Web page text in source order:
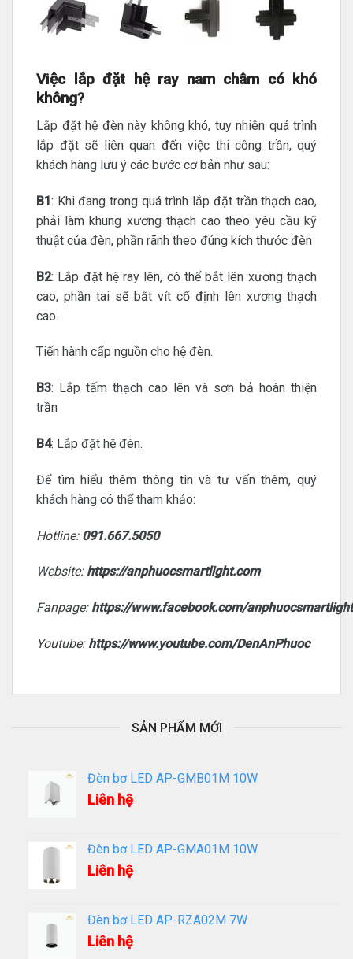
Việc lắp đặt hệ ray nam châm có khó
không?
Lắp đặt hệ đèn này không khó, tuy nhiên quá trình
lắp đặt sẽ liên quan đến việc thi công trần, quý
khách hàng lưu ý các bước cơ bản như sau:
B1: Khi đang trong quá trình lắp đặt trần thạch cao,
phải làm khung xương thạch cao theo yêu cầu kỹ
thuật của đèn, phần rãnh theo đúng kích thước đèn
B2: Lắp đặt hệ ray lên, có thể bắt lên xương thạch
cao, phần tai sẽ bắt vít cố định lên xương thạch
cao.
Tiến hành cấp nguồn cho hệ đèn.
B3: Lắp tấm thạch cao lên và sơn bả hoàn thiện
trần
B4: Lắp đặt hệ đèn.
Để tìm hiểu thêm thông tin và tư vấn thêm, quý
khách hàng có thể tham khảo:
Hotline: 091.667.5050
Website: https://anphuocsmartlight.com
Fanpage: https://www.facebook.com/
Youtube: https://www.youtube.com/DenAnPhuoc
SẢN PHẨM MỚI
Đèn bơ LED AP-GMB01M 10W
Liên hệ
Đèn bơ LED AP-GMA01M 10W
Liên hệ
Đèn bơ LED AP-RZA02M 7W
Liên hệ